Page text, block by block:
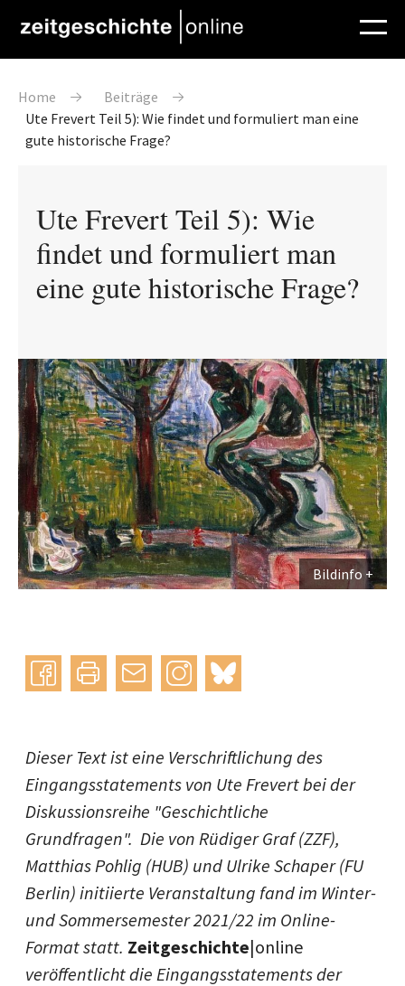
Pfadnavigation
Home
Beiträge
Ute Frevert Teil 5): Wie findet und formuliert man eine
gute historische Frage?
Ute Frevert Teil 5): Wie
findet und formuliert man
eine gute historische Frage?
Bildinfo
Instagram
bluesky
Dieser Text ist eine Verschriftlichung des
Eingangsstatements von Ute Frevert bei der
Diskussionsreihe "Geschichtliche
Grundfragen". Die von Rüdiger Graf (ZZF),
Matthias Pohlig (HUB) und Ulrike Schaper (FU
Berlin) initiierte Veranstaltung fand im Winter-
und Sommersemester 2021/22 im Online-
Format statt. Zeitgeschichte|online
veröffentlicht die Eingangsstatements der